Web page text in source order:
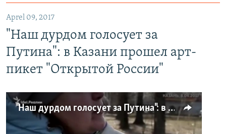
Aprel 09, 2017
"Наш дурдом голосует за
Путина": в Казани прошел арт-
пикет "Открытой России"
"Наш дурдом голосует за Путина": в Казани прошел арт-пикет "Открытой России"